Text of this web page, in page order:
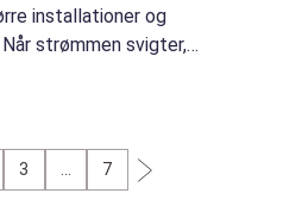
installationer og
strømmen svigter,
3 7